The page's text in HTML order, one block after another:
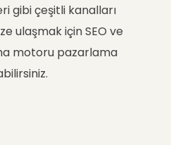
gibi çeşitli kanalları
ulaşmak için SEO ve
motoru pazarlama